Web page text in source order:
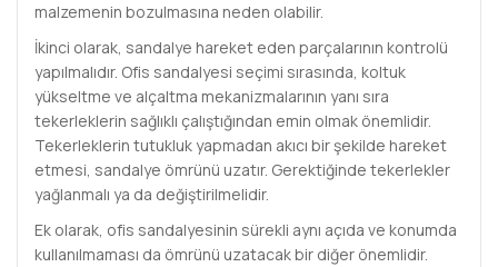
malzemenin bozulmasına neden olabilir.
İkinci olarak, sandalye hareket eden parçalarının kontrolü
yapılmalıdır. Ofis sandalyesi seçimi sırasında, koltuk
yükseltme ve alçaltma mekanizmalarının yanı sıra
tekerleklerin sağlıklı çalıştığından emin olmak önemlidir.
Tekerleklerin tutukluk yapmadan akıcı bir şekilde hareket
etmesi, sandalye ömrünü uzatır. Gerektiğinde tekerlekler
yağlanmalı ya da değiştirilmelidir.
Ek olarak, ofis sandalyesinin sürekli aynı açıda ve konumda
kullanılmaması da ömrünü uzatacak bir diğer önemlidir.